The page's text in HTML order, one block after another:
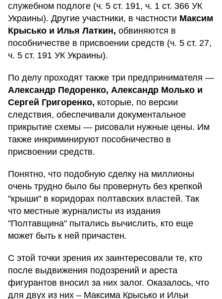
служебном подлоге (ч. 5 ст. 191, ч. 1 ст. 366 УК
Украины). Другие участники, в частности Максим
Крысько и Илья Латкин, обвиняются в
пособничестве в присвоении средств (ч. 5 ст. 27,
ч. 5 ст. 191 УК Украины).
По делу проходят также три предпринимателя —
Александр Педоренко, Александр Молько и
Сергей Григоренко, которые, по версии
следствия, обеспечивали документальное
прикрытие схемы — рисовали нужные цены. Им
также инкриминируют пособничество в
присвоении средств.
Понятно, что подобную сделку на миллионы
очень трудно было бы провернуть без крепкой
"крыши" в коридорах полтавских властей. Так
что местные журналисты из издания
"Полтавщина" пытались вычислить, кто еще
может быть к ней причастен.
С этой точки зрения их заинтересовали те, кто
после выдвижения подозрений и ареста
фигурантов вносил за них залог. Оказалось, что
для двух из них – Максима Крысько и Ильи